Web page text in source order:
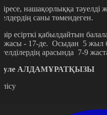
нашақорлыққа тәуелді
саны төмендеген.
есірткі қабылдайтын
жасы - 17-де. Осыдан 5 жыл
арасында 7-9
АЛДАМҰРАТҚЫЗЫ